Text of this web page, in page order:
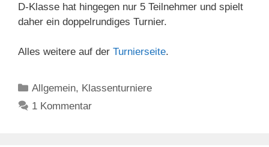
D-Klasse hat hingegen nur 5 Teilnehmer und spielt
daher ein doppelrundiges Turnier.
Alles weitere auf der Turnierseite.
Kategorien
Allgemein, Klassenturniere
1 Kommentar